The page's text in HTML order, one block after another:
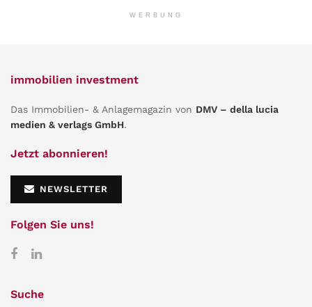
WERBUNG
immobilien investment
Das Immobilien- & Anlagemagazin von DMV – della lucia
medien & verlags GmbH.
Jetzt abonnieren!
NEWSLETTER
Folgen Sie uns!
Suche